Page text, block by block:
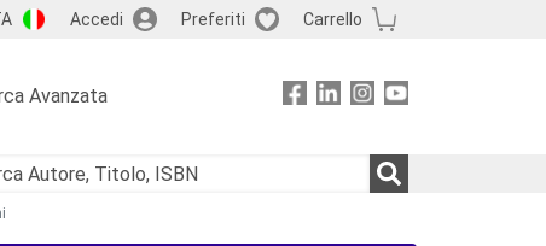
Accedi Preferiti Carrello
Avanzata